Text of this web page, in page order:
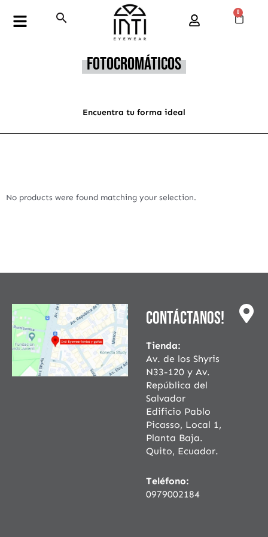
Flyout
Menu
0
Cart
Fotocromáticos
Encuentra tu forma ideal
No products were found matching your selection.
Contáctanos!
Tienda:
Av. de los Shyris
N33-120 y Av.
República del
Salvador
Edificio Pablo
Picasso, Local 1,
Planta Baja.
Quito, Ecuador.
Teléfono:
0979002184